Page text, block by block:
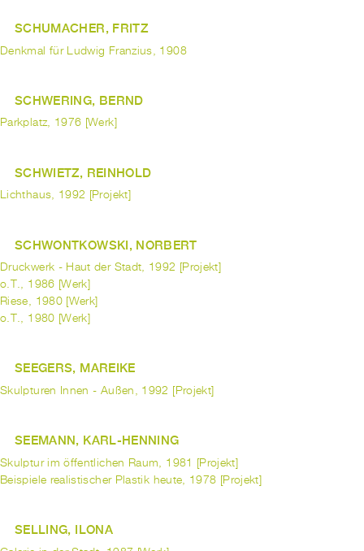
SCHUMACHER, FRITZ
Denkmal für Ludwig Franzius, 1908
SCHWERING, BERND
Parkplatz, 1976 [Werk]
SCHWIETZ, REINHOLD
Lichthaus, 1992 [Projekt]
SCHWONTKOWSKI, NORBERT
Druckwerk - Haut der Stadt, 1992 [Projekt]
o.T., 1986 [Werk]
Riese, 1980 [Werk]
o.T., 1980 [Werk]
SEEGERS, MAREIKE
Skulpturen Innen - Außen, 1992 [Projekt]
SEEMANN, KARL-HENNING
Skulptur im öffentlichen Raum, 1981 [Projekt]
Beispiele realistischer Plastik heute, 1978 [Projekt]
SELLING, ILONA